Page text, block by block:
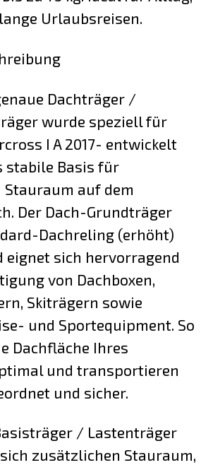
Urlaubsreisen.
Dachträger /
wurde speziell für
I A 2017- entwickelt
stabile Basis für
auf dem
Der Dach-Grundträger
Dachreling (erhöht)
eignet sich hervorragend
von Dachboxen,
Skiträgern sowie
und Sportequipment. So
Dachfläche Ihres
und transportieren
und sicher.
/ Lastenträger
zusätzlichen Stauraum,